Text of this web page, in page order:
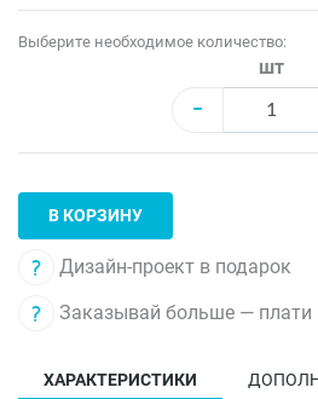
Выберите необходимое количество:
шт
−
В КОРЗИНУ
Дизайн-проект в подарок
Заказывай больше —
ХАРАКТЕРИСТИКИ